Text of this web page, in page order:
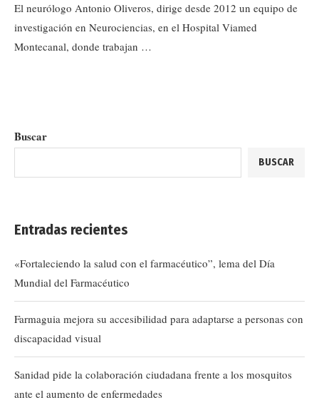
El neurólogo Antonio Oliveros, dirige desde 2012 un equipo de
investigación en Neurociencias, en el Hospital Viamed
Montecanal, donde trabajan …
Buscar
BUSCAR
Entradas recientes
«Fortaleciendo la salud con el farmacéutico”, lema del Día
Mundial del Farmacéutico
Farmaguia mejora su accesibilidad para adaptarse a personas con
discapacidad visual
Sanidad pide la colaboración ciudadana frente a los mosquitos
ante el aumento de enfermedades